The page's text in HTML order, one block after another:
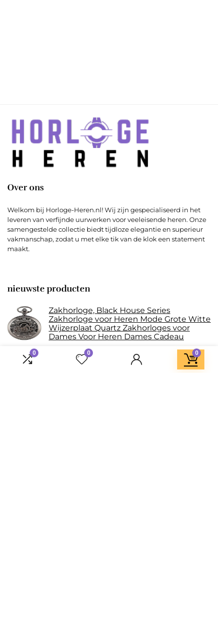
0 0 0
Over ons
Welkom bij Horloge-Heren.nl! Wij zijn gespecialiseerd in het
leveren van verfijnde uurwerken voor veeleisende heren. Onze
samengestelde collectie biedt tijdloze elegantie en superieur
vakmanschap, zodat u met elke tik van de klok een statement
maakt.
nieuwste producten
Zakhorloge, Black House Series
Zakhorloge voor Heren Mode Grote Witte
Wijzerplaat Quartz Zakhorloges voor
Dames Voor Heren Dames Cadeau
Vintage bronzen horloge Steampunk